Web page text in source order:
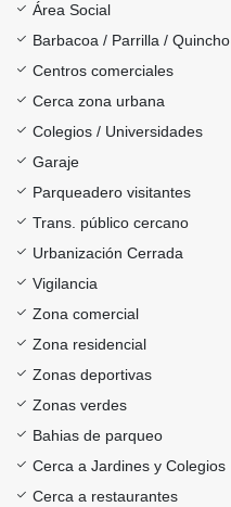
Área Social
Barbacoa / Parrilla / Quincho
Centros comerciales
Cerca zona urbana
Colegios / Universidades
Garaje
Parqueadero visitantes
Trans. público cercano
Urbanización Cerrada
Vigilancia
Zona comercial
Zona residencial
Zonas deportivas
Zonas verdes
Bahias de parqueo
Cerca a Jardines y Colegios
Cerca a restaurantes